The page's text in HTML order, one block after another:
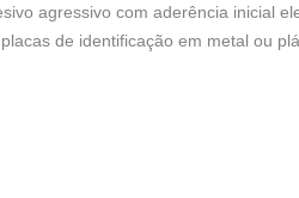
agressivo com aderência inicial
de identificação em metal ou